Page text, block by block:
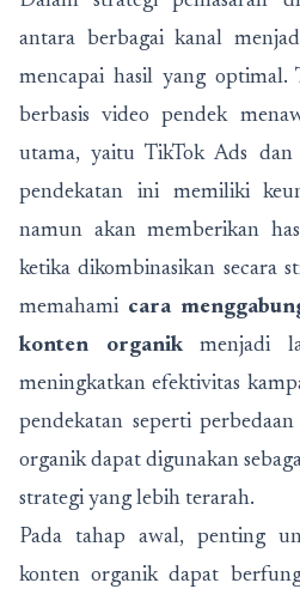
antara berbagai kanal
mencapai hasil yang optimal.
berbasis video pendek
utama, yaitu TikTok Ads
pendekatan ini memiliki
namun akan memberikan
ketika dikombinasikan secara
memahami cara
konten organikmenjadi
meningkatkan efektivitas
pendekatan seperti
organik dapat digunakan
strategi yang lebih terarah.
Pada tahap awal, penting
konten organik dapat